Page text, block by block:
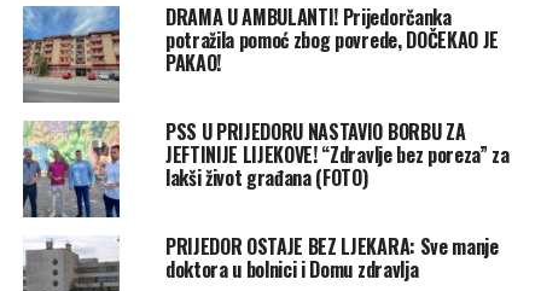
DRAMA U AMBULANTI! Prijedorčanka
potražila pomoć zbog povrede, DOČEKAO JE
PAKAO!
PSS U PRIJEDORU NASTAVIO BORBU ZA
JEFTINIJE LIJEKOVE! “Zdravlje bez poreza” za
lakši život građana (FOTO)
PRIJEDOR OSTAJE BEZ LJEKARA: Sve manje
doktora u bolnici i Domu zdravlja